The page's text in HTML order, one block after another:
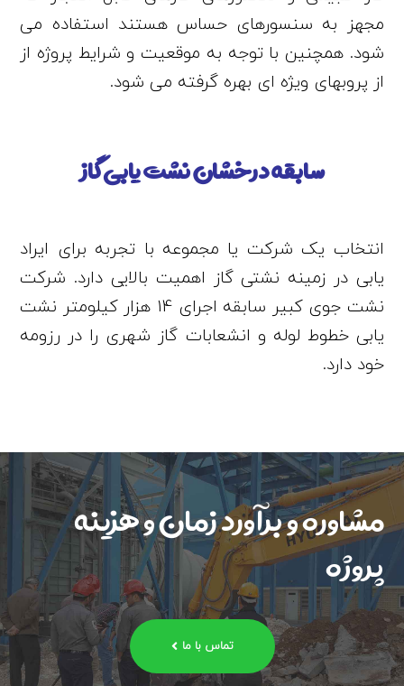
مجهز به سنسورهای حساس هستند استفاده می
شود. همچنین با توجه به موقعیت و شرایط پروژه از
از پروبهای ویژه ای بهره گرفته می شود.
سابقه درخشان نشت یابی گاز
انتخاب یک شرکت یا مجموعه با تجربه برای ایراد
یابی در زمینه نشتی گاز اهمیت بالایی دارد. شرکت
نشت جوی کبیر سابقه اجرای 14 هزار کیلومتر نشت
یابی خطوط لوله و انشعابات گاز شهری را در رزومه
خود دارد.
مشاوره و برآورد زمان و هزینه
پروژه
تماس با ما